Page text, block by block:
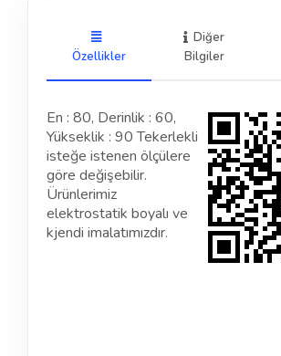
Özellikler
Diğer
Bilgiler
En : 80, Derinlik : 60,
Yükseklik : 90 Tekerlekli
isteğe istenen ölçülere
göre değişebilir.
Ürünlerimiz
elektrostatik boyalı ve
kjendi imalatımızdır.